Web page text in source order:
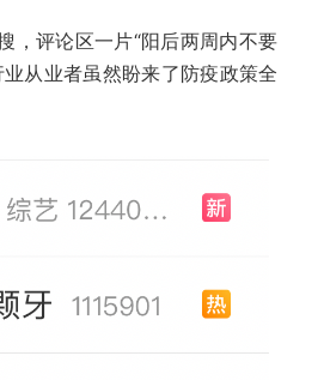
，评论区一片“阳后两周内不要
从业者虽然盼来了防疫政策全